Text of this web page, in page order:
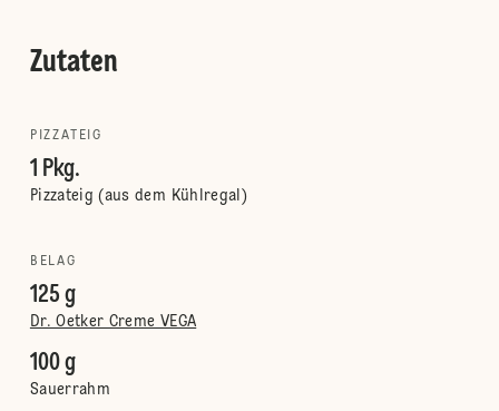
Zutaten
PIZZATEIG
1 Pkg.
Pizzateig (aus dem Kühlregal)
BELAG
125 g
Dr. Oetker Creme VEGA
100 g
Sauerrahm